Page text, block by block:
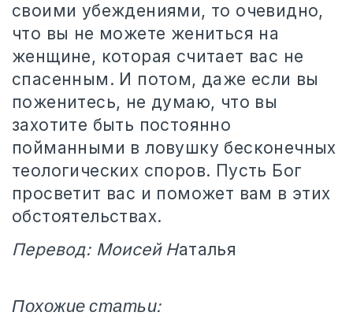
своими убеждениями, то очевидно,
что вы не можете жениться на
женщине, которая считает вас не
спасенным. И потом, даже если вы
поженитесь, не думаю, что вы
захотите быть постоянно
пойманными в ловушку бесконечных
теологических споров. Пусть Бог
просветит вас и поможет вам в этих
обстоятельствах.
Перевод: Моисей Наталья
Похожие статьи: